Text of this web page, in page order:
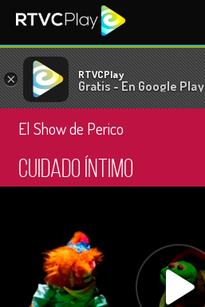
× RTVCPlay
Gratis - En Google Play
El Show de Perico
Cuidado íntimo